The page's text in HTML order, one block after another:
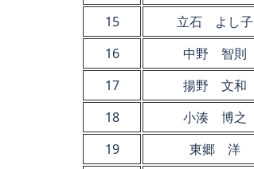
15
立石 よし子
16
中野 智則
17
揚野 文和
18
小湊 博之
19
東郷 洋